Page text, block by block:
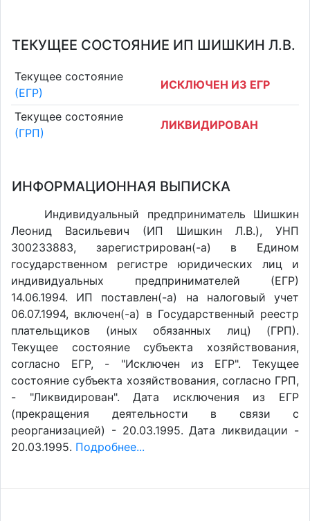
ТЕКУЩЕЕ СОСТОЯНИЕ ИП ШИШКИН Л.В.
Текущее состояние
(ЕГР)
ИСКЛЮЧЕН ИЗ ЕГР
Текущее состояние
(ГРП)
ЛИКВИДИРОВАН
ИНФОРМАЦИОННАЯ ВЫПИСКА
Индивидуальный предприниматель Шишкин
Леонид Васильевич (ИП Шишкин Л.В.), УНП
300233883, зарегистрирован(-а) в Едином
государственном регистре юридических лиц и
индивидуальных предпринимателей (ЕГР)
14.06.1994. ИП поставлен(-a) на налоговый учет
06.07.1994, включен(-a) в Государственный реестр
плательщиков (иных обязанных лиц) (ГРП).
Текущее состояние субъекта хозяйствования,
согласно ЕГР, - "Исключен из ЕГР". Текущее
состояние субъекта хозяйствования, согласно ГРП,
- "Ликвидирован". Дата исключения из ЕГР
(прекращения деятельности в связи с
реорганизацией) - 20.03.1995. Дата ликвидации -
20.03.1995. Подробнее...